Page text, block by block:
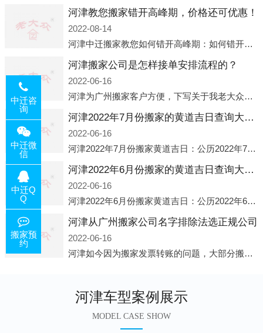
河津教您搬家错开高峰期，价格还可优惠！
2022-08-14
河津中迁搬家教您如何错开高峰期：如何错开高峰期搬家，中迁搬家做了一些电话数据统计和分析，发现市民中午2点左右访问网站的人是最多的，电话咨询是早上9点左右是最多的，预约搬家周六和周日是最多的，网上QQ微
河津搬家公司是怎样接单安排流程的？
2022-06-16
河津为广州搬家客户方便，下写关于我老大众搬家公司接单的流程，九条给搬家朋友参考，了解搬家公司工序，免去搬家时的没有准备好的工作，给您及时快速的搬好家。一．电话咨询：专人接待客户电话咨询，初步了解客户搬 家
河津2022年7月份搬家的黄道吉日查询大全一览表哪天适合搬家好日子
2022-06-16
河津2022年7月份搬家黄道吉日：公历2022年7月6日 农历六月初八 星期三 冲虎(甲寅)公历2022年7月12日 农历六月十四 星期二 冲猴(庚申)公历2022年7月13日 农历六月十五 星期三 冲鸡
河津2022年6月份搬家的黄道吉日查询大全一览表哪天适合搬家好日子
2022-06-16
河津2022年6月份搬家黄道吉日：公历2022年6月1日 农历五月初三 星期三 冲兔(己卯)公历2022年6月4日 农历五月初六 星期六 冲马(壬午)公历2022年6月8日 农历五月初十 星期三 冲狗(丙
河津从广州搬家公司名字排除法选正规公司
2022-06-16
河津如今因为搬家发票转账的问题，大部分搬家公司都已经注册了营业执照，早5年前基本上所谓的搬家公司都是无注册状态也就是无照营业，由于企业注册量大增所以各种企业信息展示平台如雨后春笋般遍地开花，如：天眼查，企
河津车型案例展示
MODEL CASE SHOW
中迁咨
询
中迁微
信
中迁Q
Q
搬家预
约